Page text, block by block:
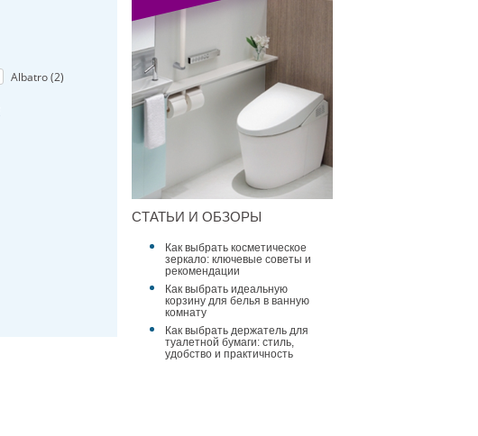
Albatro (2)
СТАТЬИ И ОБЗОРЫ
Как выбрать косметическое
зеркало: ключевые советы и
рекомендации
Как выбрать идеальную
корзину для белья в ванную
комнату
Как выбрать держатель для
туалетной бумаги: стиль,
удобство и практичность